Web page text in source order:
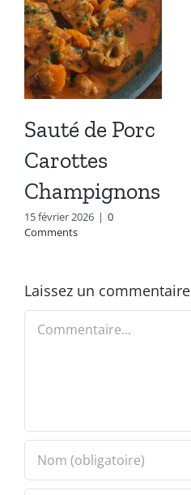
Sauté de Porc
Carottes
Champignons
15 février 2026 | 0
Comments
Laissez un commentaire
Commentaire